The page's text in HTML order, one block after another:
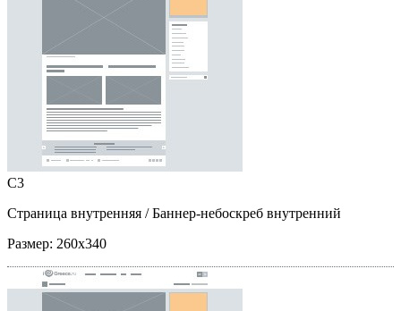
C3
Страница внутренняя / Баннер-небоскреб внутренний
Размер: 260x340